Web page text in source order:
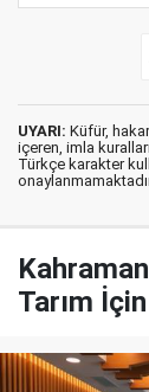
UYARI: Küfür,
içeren, imla
Türkçe karakter
Tarım